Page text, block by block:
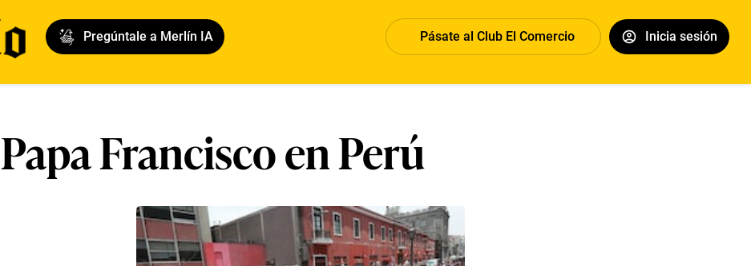
Pregúntale a Merlín IA Pásate al Club El Comercio Inicia sesión
Papa Francisco en Perú